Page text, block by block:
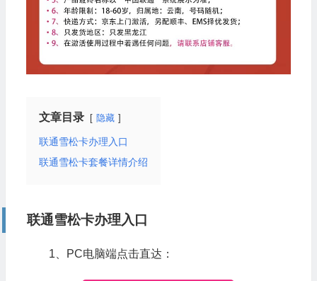
文章目录 隐藏
联通雪松卡办理入口
联通雪松卡套餐详情介绍
联通雪松卡办理入口
1、PC电脑端点击直达：